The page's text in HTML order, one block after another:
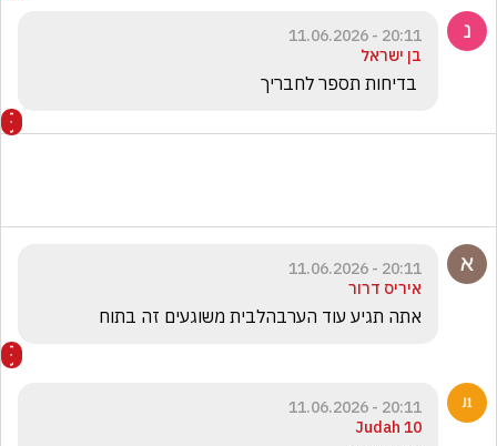
20:11 - 11.06.2026
בן ישראל
20:11 - 11.06.2026
איריס דרור
אתה תגיע עוד הערבהלבית משוגעים זה בתוח
20:11 - 11.06.2026
Judah 10